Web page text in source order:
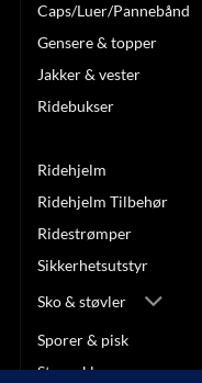
Caps/Luer/Pannebånd
Gensere & topper
Jakker & vester
Ridebukser
Ridehjelm
Ridehjelm Tilbehør
Ridestrømper
Sikkerhetsutstyr
Sko & støvler
Sporer & pisk
Stevneklær